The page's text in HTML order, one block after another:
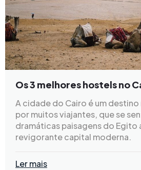
Os 3 melhores hostels no
A cidade do Cairo é um
por muitos viajantes, que se
dramáticas paisagens do Egito
revigorante capital moderna.
Ler mais